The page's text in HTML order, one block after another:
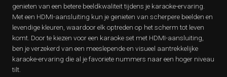
genieten van een betere beeldkwaliteit tijdens je karaoke-ervaring.
Met een HDMI-aansluiting kun je genieten van scherpere beelden en
levendige kleuren, waardoor elk optreden op het scherm tot leven
komt. Door te kiezen voor een karaoke set met HDMI-aansluiting,
ben je verzekerd van een meeslepende en visueel aantrekkelijke
karaoke-ervaring die al je favoriete nummers naar een hoger niveau
tilt.